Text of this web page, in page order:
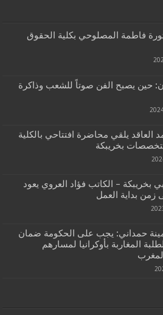
فاطمة المصلوحي بكلية الحقوق
حين يصبح الفن صوتاً للشعب وذاكرة
العاقد يلقي محاضرة افتتاحي بالكلية
بخريبكة
بخريبكة – الكاتب فؤاد العروي يعود
زمن بداية العمل
مينة حمداني: يجب على الحكومة ضمان
المغاربة بأوكرانيا لمسارهم